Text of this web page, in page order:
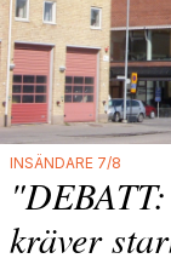
INSÄNDARE 7/8
kräver